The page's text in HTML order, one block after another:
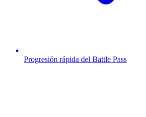
Progresión rápida del Battle Pass